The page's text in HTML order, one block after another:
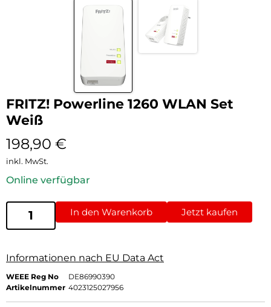
FRITZ! Powerline 1260 WLAN Set
Weiß
198,90 €
inkl. MwSt.
Online verfügbar
In den Warenkorb Jetzt kaufen
Informationen nach EU Data Act
WEEE Reg No
DE86990390
Artikelnummer 4023125027956